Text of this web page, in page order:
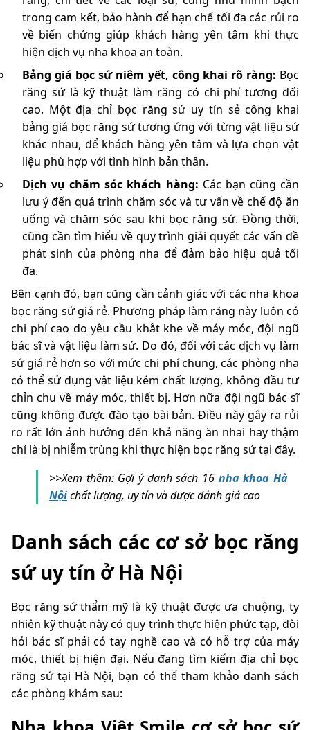
trong cam kết, bảo hành để hạn chế tối đa các rủi ro
về biến chứng giúp khách hàng yên tâm khi thực
hiện dịch vụ nha khoa an toàn.
Bảng giá bọc sứ niêm yết, công khai rõ ràng: Bọc
răng sứ là kỹ thuật làm răng có chi phí tương đối
cao. Một địa chỉ bọc răng sứ uy tín sẻ công khai
bảng giá bọc răng sứ tương ứng với từng vật liệu sứ
khác nhau, để khách hàng yên tâm và lựa chọn vật
liệu phù hợp với tình hình bản thân.
Dịch vụ chăm sóc khách hàng: Các bạn cũng cần
lưu ý đến quá trình chăm sóc và tư vấn về chế độ ăn
uống và chăm sóc sau khi bọc răng sứ. Đồng thời,
cũng cần tìm hiểu về quy trình giải quyết các vấn đề
phát sinh của phòng nha để đảm bảo hiệu quả tối
đa.
Bên cạnh đó, bạn cũng cần cảnh giác với các nha khoa
bọc răng sứ giá rẻ. Phương pháp làm răng này luôn có
chi phí cao do yêu cầu khắt khe về máy móc, đội ngũ
bác sĩ và vật liệu làm sứ. Do đó, đối với các dịch vụ làm
sứ giá rẻ hơn so với mức chi phí chung, các phòng nha
có thể sử dụng vật liệu kém chất lượng, không đầu tư
chỉn chu về máy móc, thiết bị. Hơn nữa đội ngũ bác sĩ
cũng không được đào tạo bài bản. Điều này gây ra rủi
ro rất lớn ảnh hưởng đến khả năng ăn nhai hay thậm
chí là bị nhiễm trùng khi thực hiện bọc răng sứ tại đây.
>>Xem thêm: Gợi ý danh sách 16 nha khoa Hà
Nộichất lượng, uy tín và được đánh giá cao
Danh sách các cơ sở bọc răng
sứ uy tín ở Hà Nội
Bọc răng sứ thẩm mỹ là kỹ thuật được ưa chuộng, ty
nhiên kỹ thuật này có quy trình thực hiện phức tạp, đòi
hỏi bác sĩ phải có tay nghề cao và có hỗ trợ của máy
móc, thiết bị hiện đại. Nếu đang tìm kiếm địa chỉ bọc
răng sứ tại Hà Nội, bạn có thể tham khảo danh sách
các phòng khám sau: